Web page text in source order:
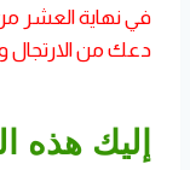
في نهاية العشر من
دعك من الارتجال
إليك هذه